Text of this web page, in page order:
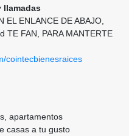
llamadas
EL ENLANCE DE ABAJO,
TE FAN, PARA MANTERTE
cointecbienesraices
apartamentos
casas a tu gusto